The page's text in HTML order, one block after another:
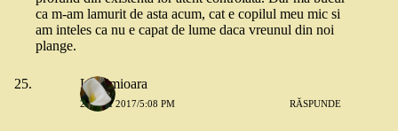
ca m-am lamurit de asta acum, cat e copilul meu mic si
am inteles ca nu e capat de lume daca vreunul din noi
plange.
Lăcrimioara
27 MAI 2017/5:08 PM RĂSPUNDE